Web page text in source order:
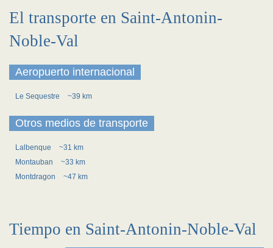
El transporte en Saint-Antonin-
Noble-Val
Aeropuerto internacional
Le Sequestre ~39 km
Otros medios de transporte
Lalbenque
~31 km
Montauban
~33 km
Montdragon
~47 km
Tiempo en Saint-Antonin-Noble-Val